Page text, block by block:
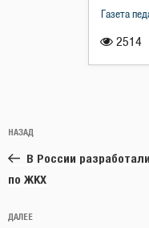
2514
Газета
по
записям
Предыдущая
запись:
НАЗАД
В России
по ЖКХ
Следующая
ДАЛЕЕ